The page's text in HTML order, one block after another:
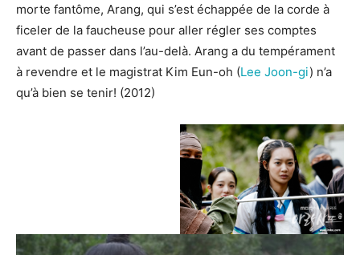
morte fantôme, Arang, qui s’est échappée de la corde à
ficeler de la faucheuse pour aller régler ses comptes
avant de passer dans l’au-delà. Arang a du tempérament
à revendre et le magistrat Kim Eun-oh (Lee Joon-gi) n’a
qu’à bien se tenir! (2012)